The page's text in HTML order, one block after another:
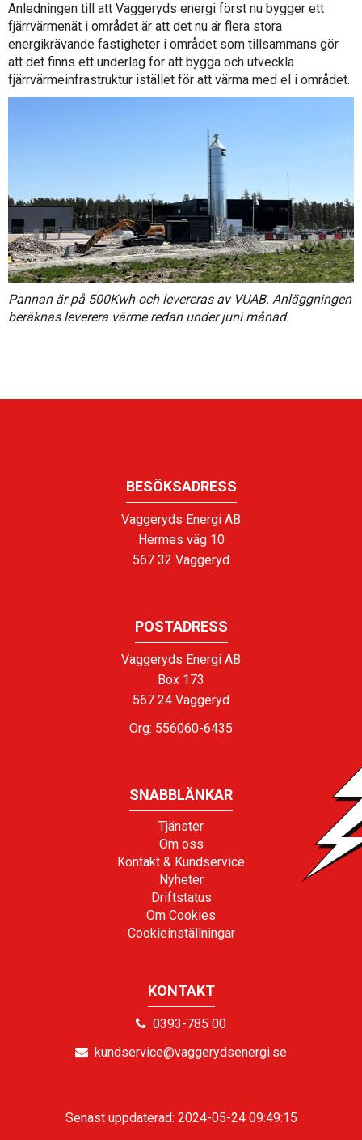
Anledningen till att Vaggeryds energi först nu bygger ett
fjärrvärmenät i området är att det nu är flera stora
energikrävande fastigheter i området som tillsammans gör
att det finns ett underlag för att bygga och utveckla
fjärrvärmeinfrastruktur istället för att värma med el i området.
Pannan är på 500Kwh och levereras av VUAB. Anläggningen
beräknas leverera värme redan under juni månad.
BESÖKSADRESS
Vaggeryds Energi AB
Hermes väg 10
567 32 Vaggeryd
POSTADRESS
Vaggeryds Energi AB
Box 173
567 24 Vaggeryd
Org: 556060-6435
SNABBLÄNKAR
Tjänster
Om oss
Kontakt & Kundservice
Nyheter
Driftstatus
Om Cookies
Cookieinställningar
KONTAKT
0393-785 00
kundservice@vaggerydsenergi.se
Senast uppdaterad: 2024-05-24 09:49:15